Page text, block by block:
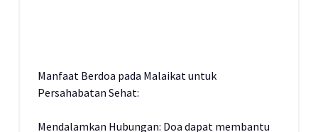
Manfaat Berdoa pada Malaikat untuk
Persahabatan Sehat:
Mendalamkan Hubungan: Doa dapat membantu